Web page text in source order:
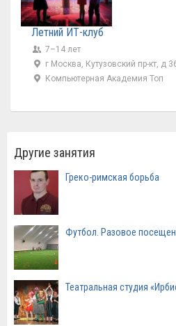
Летний ИТ-клуб
7–14 лет
г Москва, Кутузовский пр-кт, д
Компьютерная Академия Топ
Другие занятия
Греко-римская борьба
Футбол. Разовое
Театральная студия